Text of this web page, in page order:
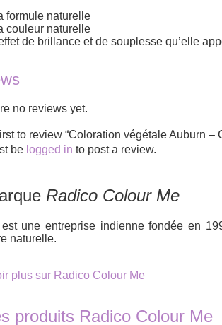
formule naturelle
couleur naturelle
de brillance et de souplesse qu’elle
no reviews yet.
to review “Coloration végétale Auburn –
be logged in to post a review.
Radico Colour Me
une entreprise indienne fondée en
naturelle.
plus sur Radico Colour Me
produits Radico Colour Me